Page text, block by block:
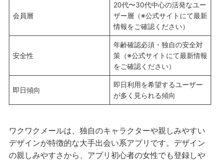
会員層
20代〜30代中心の活発なユー
ザー層（※公式サイトにて最新
情報をご確認ください）
安全性
年齢確認必須・独自の安全対
策（※公式サイトにて最新情報
をご確認ください）
即日傾向
即日利用を希望するユーザー
が多く見られる傾向
ワクワクメールは、独自のキャラクターや親しみやすい
デザインが特徴的な大手出会い系アプリです。デザイン
の親しみやすさから、アプリ初心者の女性でも登録しや